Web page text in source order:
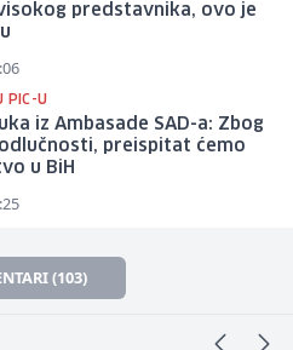
predstavnika, ovo je
PIC-U
iz Ambasade SAD-a: Zbog
preispitat ćemo
u BiH
(103)